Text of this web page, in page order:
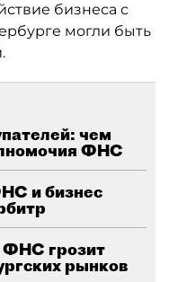
бизнеса с
могли быть
чем
ФНС
и бизнес
ФНС грозит
рынков